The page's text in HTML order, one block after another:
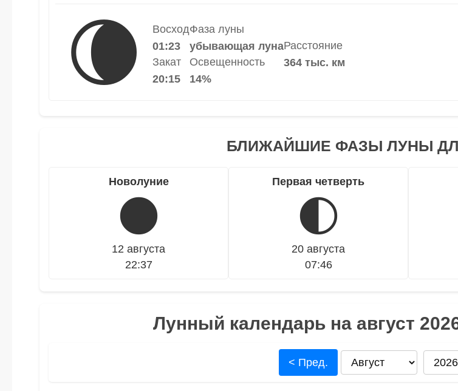
🌘
Восход
01:23
Закат
20:15
Фаза луны
убывающая луна
Освещенность
14%
Расстояние
364 тыс. км
БЛИЖАЙШИЕ ФАЗЫ ЛУНЫ
Новолуние
🌑
12 августа
22:37
Первая четверть
🌓
20 августа
07:46
Лунный календарь на август
< Пред.